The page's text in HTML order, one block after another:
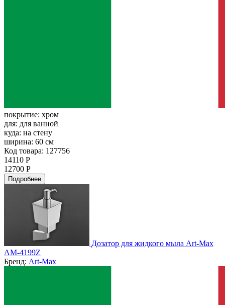
покрытие: хром
для: для ванной
куда: на стену
ширина: 60 см
Код товара: 127756
14110 Р
12700 Р
Подробнее
Дозатор для жидкого мыла Art-Max
AM-4199Z
Бренд: Art-Max